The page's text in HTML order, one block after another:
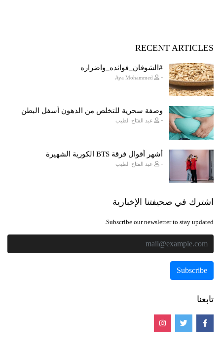
RECENT ARTICLES
#الشوفان_فوائده_واضراره
-
وصفة سحرية للتخلص من الدهون أسفل البطن
- عبد الفتاح الطيب
أشهر أقوال فرقة BTS الكورية الشهيرة
- عبد الفتاح الطيب
اشترك في صحيفتنا الإخبارية
Subscribe our newsletter to stay updated.
تابعنا